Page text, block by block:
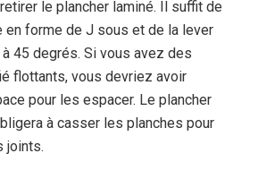
le plancher laminé. Il suffit de
en forme de J sous et de la lever
45 degrés. Si vous avez des
flottants, vous devriez avoir
pour les espacer. Le plancher
à casser les planches pour
joints.